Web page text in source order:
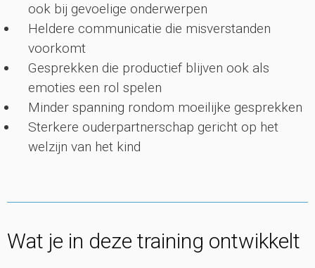
ook bij gevoelige onderwerpen
Heldere communicatie die misverstanden
voorkomt
Gesprekken die productief blijven ook als
emoties een rol spelen
Minder spanning rondom moeilijke gesprekken
Sterkere ouderpartnerschap gericht op het
welzijn van het kind
Wat je in deze training ontwikkelt